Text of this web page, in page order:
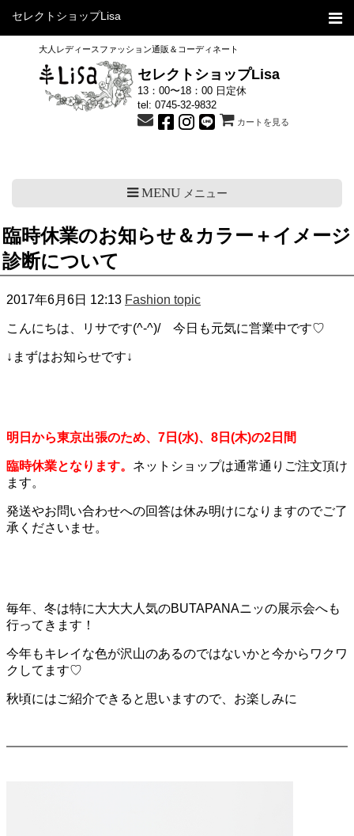
セレクトショップLisa
大人レディースファッション通販＆コーディネート
セレクトショップLisa
13：00〜18：00 日定休
tel: 0745-32-9832
カートを見る
MENUメニュー
臨時休業のお知らせ＆カラー＋イメージ
診断について
2017年6月6日 12:13 Fashion topic
こんにちは、リサです(^-^)/ 今日も元気に営業中です♡
↓まずはお知らせです↓
明日から東京出張のため、7日(水)、8日(木)の2日間
臨時休業となります。 ネットショップは通常通りご注文頂け
ます。
発送やお問い合わせへの回答は休み明けになりますのでご了
承くださいませ。
毎年、冬は特に大大大人気のBUTAPANAニッの展示会へも
行ってきます！
今年もキレイな色が沢山のあるのではないかと今からワクワ
クしてます♡
秋頃にはご紹介できると思いますので、お楽しみに